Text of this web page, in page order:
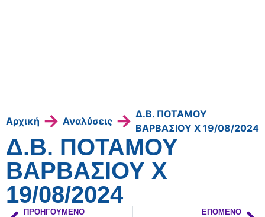
Αρχική → Αναλύσεις → Δ.Β. ΠΟΤΑΜΟΥ
ΒΑΡΒΑΣΙΟΥ Χ 19/08/2024
Δ.Β. ΠΟΤΑΜΟΥ
ΒΑΡΒΑΣΙΟΥ Χ
19/08/2024
ΠΡΟΗΓΟΎΜΕΝΟ ΕΠΌΜΕΝΟ